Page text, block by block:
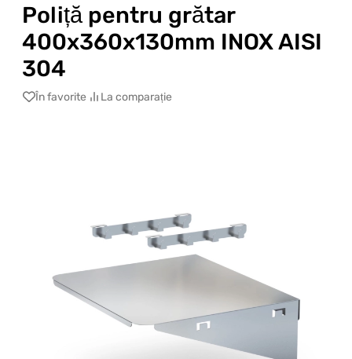
Poliță pentru grătar
400x360x130mm INOX AISI
304
În favorite La comparație